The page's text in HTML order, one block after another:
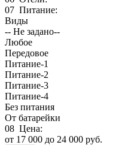
07 Питание:
Виды
-- Не задано--
Любое
Передовое
Питание-1
Питание-2
Питание-3
Питание-4
Без питания
От батарейки
08 Цена:
от 17 000 до 24 000 руб.